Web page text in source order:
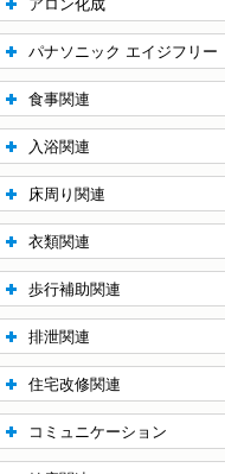
アロン化成
パナソニック エイジフリー
食事関連
入浴関連
床周り関連
衣類関連
歩行補助関連
排泄関連
住宅改修関連
コミュニケーション